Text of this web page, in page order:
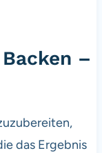
–
das Ergebnis